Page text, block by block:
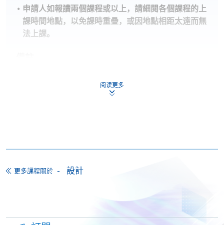
申請人如報讀兩個課程或以上，請細閱各個課程的上
課時間地點，以免課時重疊，或因地點相距太遠而無
法上課。
已付的學費和已取得的學額轉讀其他課程，惟學院
張港幣30元。請以劃線支票支付，抬頭註明「香
封及申請表交回本學院。補發的學費收據通常於課
阅读更多
更多課程關於 設計